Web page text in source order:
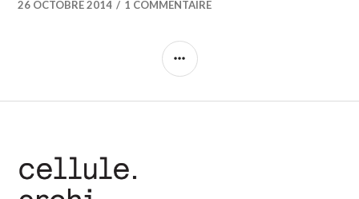
26 OCTOBRE 2014 1 COMMENTAIRE
COLONNE